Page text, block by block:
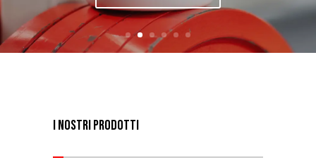
I NOSTRI PRODOTTI